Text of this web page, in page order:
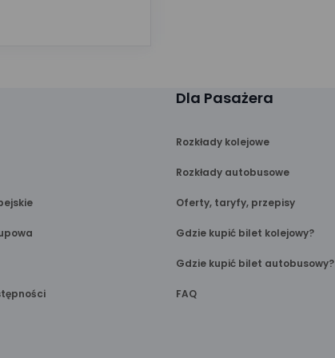
Dla Pasażera
Rozkłady kolejowe
Rozkłady autobusowe
Oferty, taryfy, przepisy
Gdzie kupić bilet kolejowy?
Gdzie kupić bilet autobusowy?
FAQ